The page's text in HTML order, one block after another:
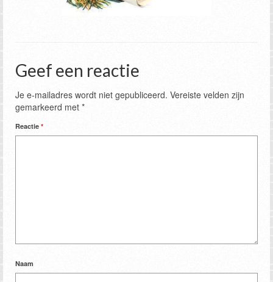
Geef een reactie
Je e-mailadres wordt niet gepubliceerd. Vereiste velden zijn
gemarkeerd met *
Reactie *
Naam